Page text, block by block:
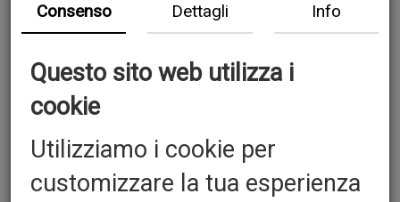
Consenso Dettagli Info
Questo sito web utilizza i
cookie
Utilizziamo i cookie per
customizzare la tua esperienza